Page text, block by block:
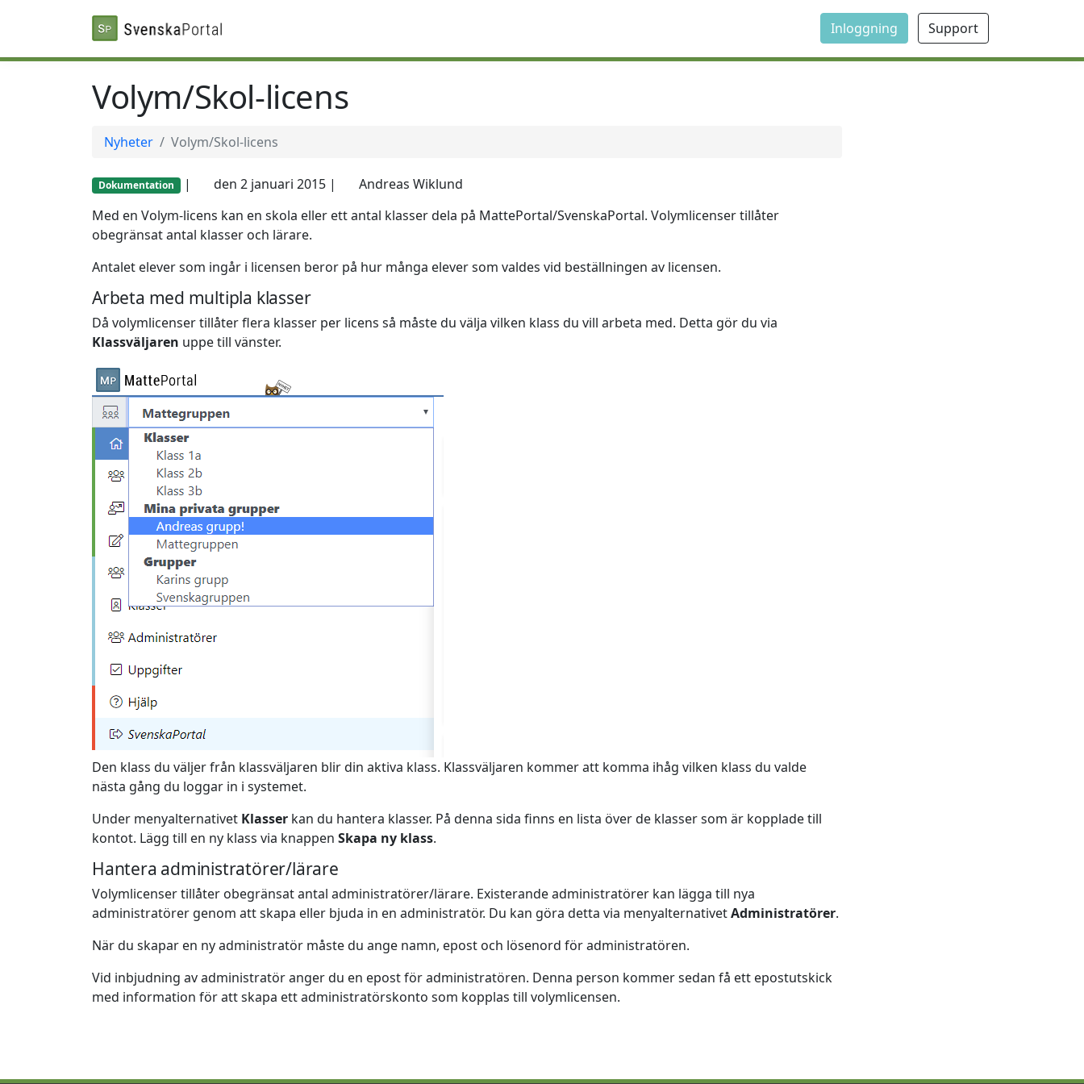
Inloggning Support
Volym/Skol-licens
Nyheter Volym/Skol-licens
Dokumentation | den 2 januari 2015 |
Andreas Wiklund
Med en Volym-licens kan en skola eller ett antal klasser dela på MattePortal/SvenskaPortal. Volymlicenser tillåter
obegränsat antal klasser och lärare.
Antalet elever som ingår i licensen beror på hur många elever som valdes vid beställningen av licensen.
Arbeta med multipla klasser
Då volymlicenser tillåter flera klasser per licens så måste du välja vilken klass du vill arbeta med. Detta gör du via
Klassväljaren uppe till vänster.
Den klass du väljer från klassväljaren blir din aktiva klass. Klassväljaren kommer att komma ihåg vilken klass du valde
nästa gång du loggar in i systemet.
Under menyalternativet Klasser kan du hantera klasser. På denna sida finns en lista över de klasser som är kopplade till
kontot. Lägg till en ny klass via knappen Skapa ny klass.
Hantera administratörer/lärare
Volymlicenser tillåter obegränsat antal administratörer/lärare. Existerande administratörer kan lägga till nya
administratörer genom att skapa eller bjuda in en administratör. Du kan göra detta via menyalternativetAdministratörer.
När du skapar en ny administratör måste du ange namn, epost och lösenord för administratören.
Vid inbjudning av administratör anger du en epost för administratören. Denna person kommer sedan få ett epostutskick
med information för att skapa ett administratörskonto som kopplas till volymlicensen.